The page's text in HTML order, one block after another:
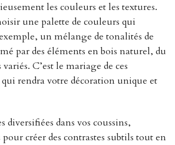
les couleurs et les textures.
une palette de couleurs qui
un mélange de tonalités de
par des éléments en bois naturel, du
C’est le mariage de ces
rendra votre décoration unique et
diversifiées dans vos coussins,
créer des contrastes subtils tout en